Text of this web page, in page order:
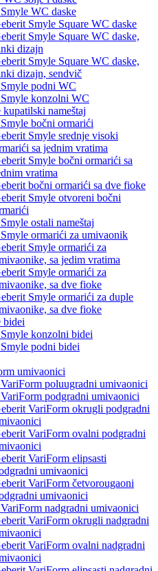
WC daske
Smyle Square WC daske
Smyle Square WC daske,
dizajn
Smyle Square WC daske,
dizajn, sendvič
podni WC
konzolni WC
nameštaj
bočni ormarići
Smyle srednje visoki
sa jednim vratima
Smyle bočni ormarići sa
vratima
bočni ormarići sa dve fioke
Smyle otvoreni bočni
ostali nameštaj
ormarići za umivaonik
Smyle ormarići za
sa jedim vratima
Smyle ormarići za
sa dve fioke
Smyle ormarići za duple
sa dve fioke
bidei
konzolni bidei
podni bidei
umivaonici
poluugradni umivaonici
podgradni umivaonici
VariForm okrugli podgradni
VariForm ovalni podgradni
VariForm elipsasti
umivaonici
VariForm četvorougaoni
umivaonici
nadgradni umivaonici
VariForm okrugli nadgradni
VariForm ovalni nadgradni